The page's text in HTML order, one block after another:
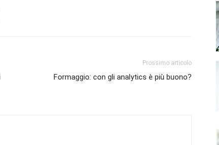
Prossimo articolo
Formaggio: con gli analytics è più buono?